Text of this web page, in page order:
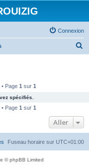
Connexion
c
e
Page 1 sur 1
spécifiés.
Page 1 sur 1
Aller
Fuseau horaire sur UTC+01:00
© phpBB Limited